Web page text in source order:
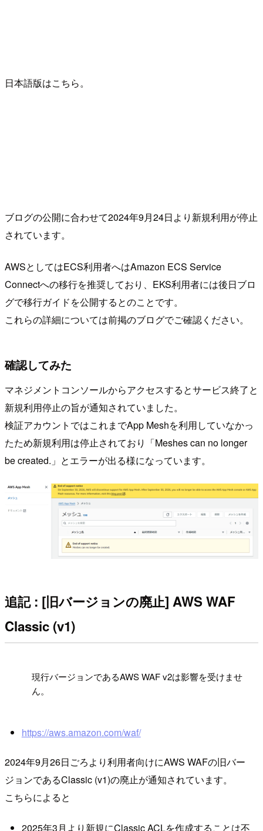
日本語版はこちら。
ブログの公開に合わせて2024年9月24日より新規利用が停止
されています。
AWSとしてはECS利用者へはAmazon ECS Service
Connectへの移行を推奨しており、EKS利用者には後日ブロ
グで移行ガイドを公開するとのことです。
これらの詳細については前掲のブログでご確認ください。
確認してみた
マネジメントコンソールからアクセスするとサービス終了と
新規利用停止の旨が通知されていました。
検証アカウントではこれまでApp Meshを利用していなかっ
たため新規利用は停止されており「Meshes can no longer
be created.」とエラーが出る様になっています。
追記 : [旧バージョンの廃止] AWS WAF
Classic (v1)
現行バージョンであるAWS WAF v2は影響を受けませ
ん。
https://aws.amazon.com/waf/
2024年9月26日ごろより利用者向けにAWS WAFの旧バー
ジョンであるClassic (v1)の廃止が通知されています。
こちらによると
2025年3月より新規にClassic ACLを作成することは不